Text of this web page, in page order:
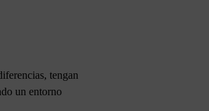
tengan
un entorno